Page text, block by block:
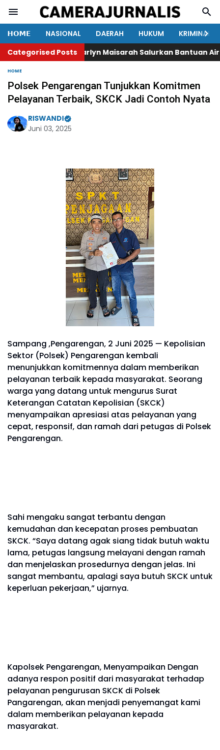
𝗛𝗢𝗠𝗘 NASIONAL DAERAH HUKUM
KRIMINAL
Categorised PostsMarlyn Maisarah Salurkan Bantuan Air
HOME
Polsek Pengarengan Tunjukkan Komitmen
Pelayanan Terbaik, SKCK Jadi Contoh Nyata
RISWANDI
Juni 03, 2025
Sampang ,Pengarengan, 2 Juni 2025 — Kepolisian
Sektor (Polsek) Pengarengan kembali
menunjukkan komitmennya dalam memberikan
pelayanan terbaik kepada masyarakat. Seorang
warga yang datang untuk mengurus Surat
Keterangan Catatan Kepolisian (SKCK)
menyampaikan apresiasi atas pelayanan yang
cepat, responsif, dan ramah dari petugas di Polsek
Pengarengan.
Sahi mengaku sangat terbantu dengan
kemudahan dan kecepatan proses pembuatan
SKCK. “Saya datang agak siang tidak butuh waktu
lama, petugas langsung melayani dengan ramah
dan menjelaskan prosedurnya dengan jelas. Ini
sangat membantu, apalagi saya butuh SKCK untuk
keperluan pekerjaan,” ujarnya.
Kapolsek Pengarengan, Menyampaikan Dengan
adanya respon positif dari masyarakat terhadap
pelayanan pengurusan SKCK di Polsek
Pangarengan, akan menjadi penyemangat kami
dalam memberikan pelayanan kepada
masyarakat.